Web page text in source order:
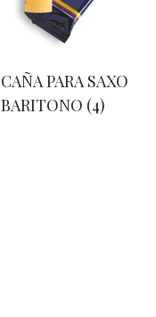
CAÑA PARA SAXO
BARITONO (4)